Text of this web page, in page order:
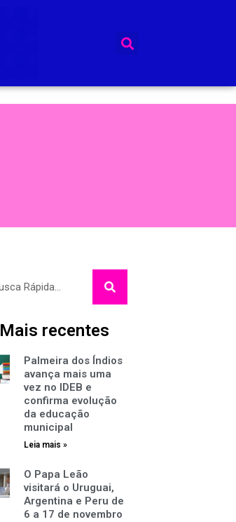
Mais recentes
Palmeira dos Índios
avança mais uma
vez no IDEB e
confirma evolução
da educação
municipal
Leia mais »
O Papa Leão
visitará o Uruguai,
Argentina e Peru de
6 a 17 de novembro